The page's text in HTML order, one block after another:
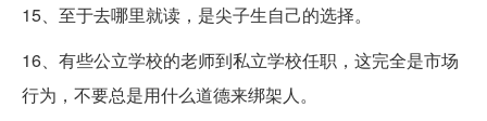
15、至于去哪里就读，是尖子生自己的选择。
16、有些公立学校的老师到私立学校任职，这完全是市场
行为，不要总是用什么道德来绑架人。